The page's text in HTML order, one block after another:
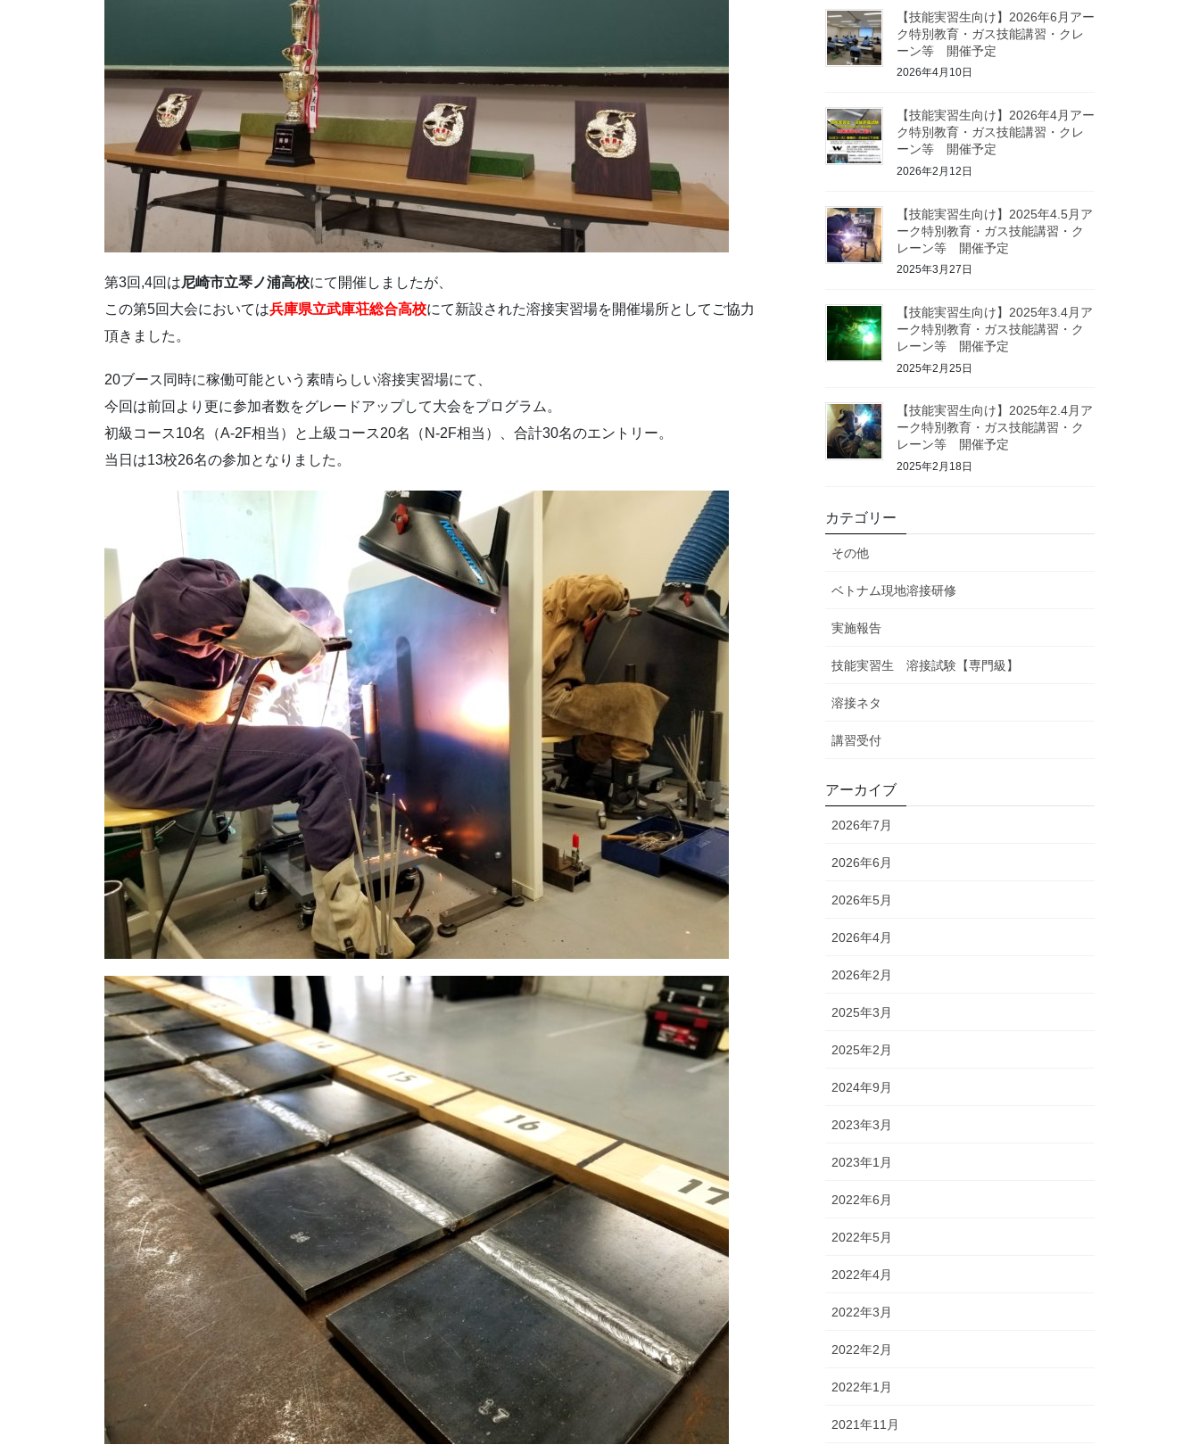
第3回,4回は尼崎市立琴ノ浦高校にて開催しましたが、
この第5回大会においては兵庫県立武庫荘総合高校にて新設された溶接実習場を開催場所としてご協力
頂きました。
20ブース同時に稼働可能という素晴らしい溶接実習場にて、
今回は前回より更に参加者数をグレードアップして大会をプログラム。
初級コース10名（A-2F相当）と上級コース20名（N-2F相当）、合計30名のエントリー。
当日は13校26名の参加となりました。
【技能実習生向け】2026年6月アー
ク特別教育・ガス技能講習・クレ
ーン等 開催予定
2026年4月10日
【技能実習生向け】2026年4月アー
ク特別教育・ガス技能講習・クレ
ーン等 開催予定
2026年2月12日
【技能実習生向け】2025年4.5月ア
ーク特別教育・ガス技能講習・ク
レーン等 開催予定
2025年3月27日
【技能実習生向け】2025年3.4月ア
ーク特別教育・ガス技能講習・ク
レーン等 開催予定
2025年2月25日
【技能実習生向け】2025年2.4月ア
ーク特別教育・ガス技能講習・ク
レーン等 開催予定
2025年2月18日
カテゴリー
その他
ベトナム現地溶接研修
実施報告
技能実習生 溶接試験【専門級】
溶接ネタ
講習受付
アーカイブ
2026年7月
2026年6月
2026年5月
2026年4月
2026年2月
2025年3月
2025年2月
2024年9月
2023年3月
2023年1月
2022年6月
2022年5月
2022年4月
2022年3月
2022年2月
2022年1月
2021年11月